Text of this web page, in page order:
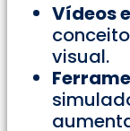
Vídeos
visual.